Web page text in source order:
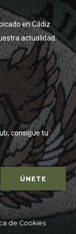
en Cádiz.
actualidad.
consigue tu
ÚNETE
de Cookies